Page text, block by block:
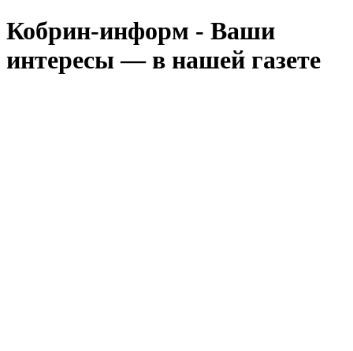
Кобрин-информ - Ваши
интересы — в нашей газете